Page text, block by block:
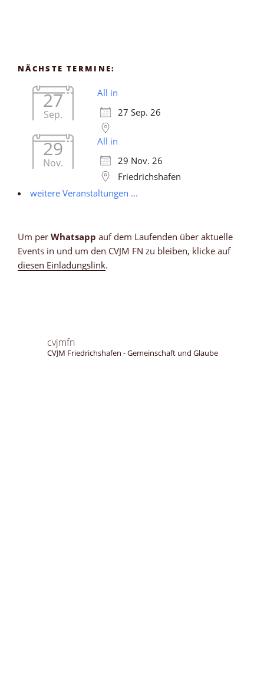
NÄCHSTE TERMINE:
27
Sep.
All in
27 Sep. 26
29
Nov.
All in
29 Nov. 26
Friedrichshafen
weitere Veranstaltungen ...
Um per Whatsapp auf dem Laufenden über aktuelle
Events in und um den CVJM FN zu bleiben, klicke auf
diesen Einladungslink.
cvjmfn
CVJM Friedrichshafen - Gemeinschaft und Glaube